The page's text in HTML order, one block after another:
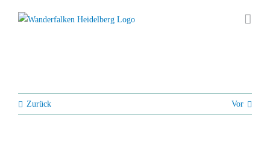
Inhalt
Zurück Vor